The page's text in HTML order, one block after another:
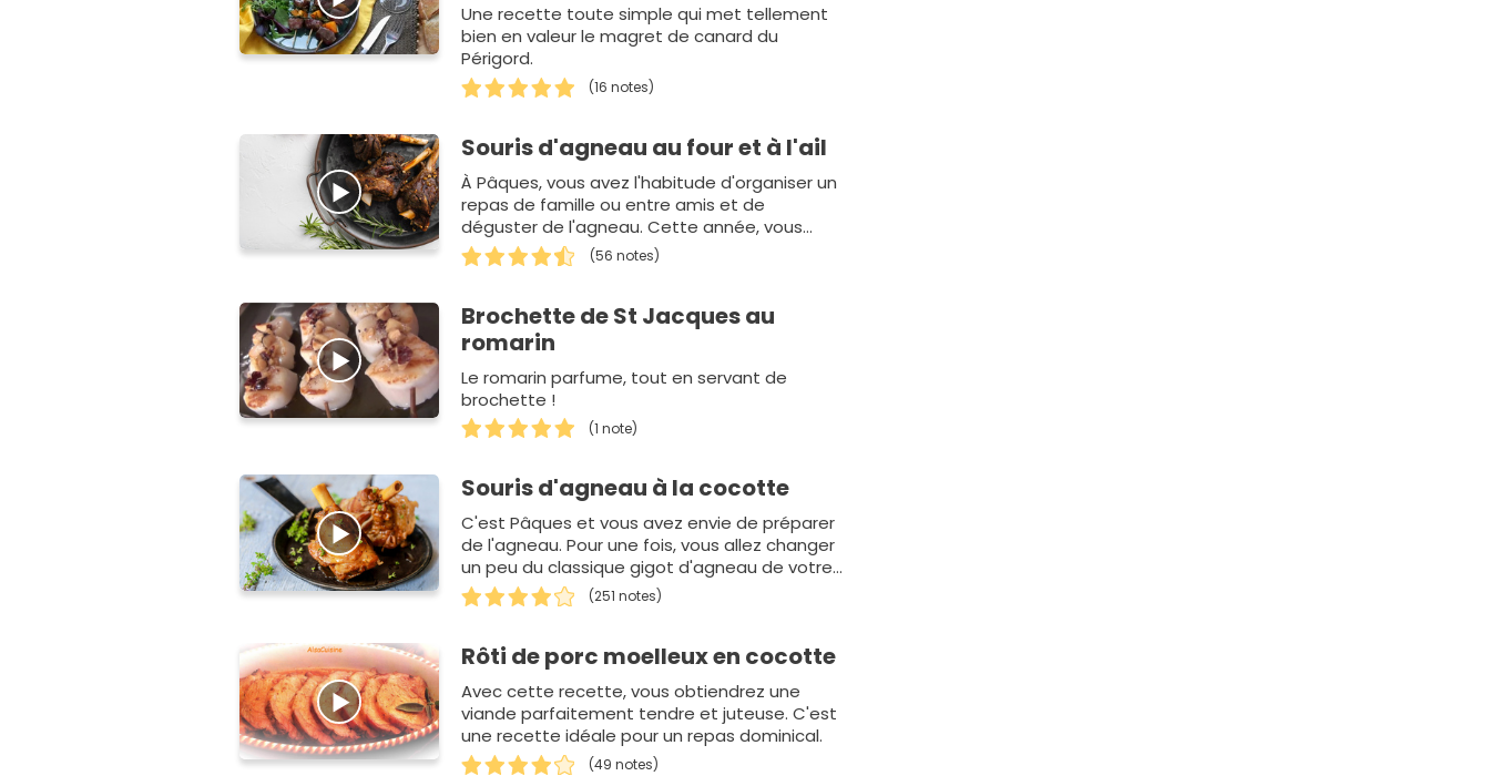
Une recette toute simple qui met tellement
bien en valeur le magret de canard du
Périgord.
(16 notes)
Souris d'agneau au four et à l'ail
À Pâques, vous avez l'habitude d'organiser un
repas de famille ou entre amis et de
déguster de l'agneau. Cette année, vous
avez deux…
(56 notes)
Brochette de St Jacques au
romarin
Le romarin parfume, tout en servant de
brochette !
(1 note)
Souris d'agneau à la cocotte
C'est Pâques et vous avez envie de préparer
de l'agneau. Pour une fois, vous allez changer
un peu du classique gigot d'agneau de votre
enfance. Donc, v…(251 notes)
Rôti de porc moelleux en cocotte
Avec cette recette, vous obtiendrez une
viande parfaitement tendre et juteuse. C'est
une recette idéale pour un repas dominical.
(49 notes)